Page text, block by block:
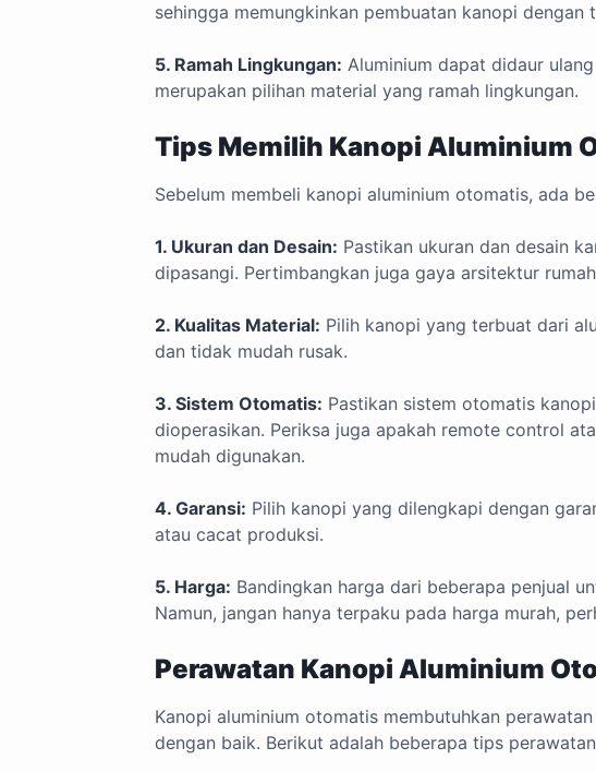
sehingga memungkinkan pembuatan kanopi dengan
5. Ramah Lingkungan: Aluminium dapat didaur
merupakan pilihan material yang ramah lingkungan.
Tips Memilih Kanopi Aluminium
Sebelum membeli kanopi aluminium otomatis, ada
1. Ukuran dan Desain: Pastikan ukuran dan desain
dipasangi. Pertimbangkan juga gaya arsitektur
2. Kualitas Material: Pilih kanopi yang terbuat dari
dan tidak mudah rusak.
3. Sistem Otomatis: Pastikan sistem otomatis
dioperasikan. Periksa juga apakah remote control
mudah digunakan.
4. Garansi: Pilih kanopi yang dilengkapi dengan
atau cacat produksi.
5. Harga: Bandingkan harga dari beberapa penjual
Namun, jangan hanya terpaku pada harga murah,
Perawatan Kanopi Aluminium
Kanopi aluminium otomatis membutuhkan
dengan baik. Berikut adalah beberapa tips